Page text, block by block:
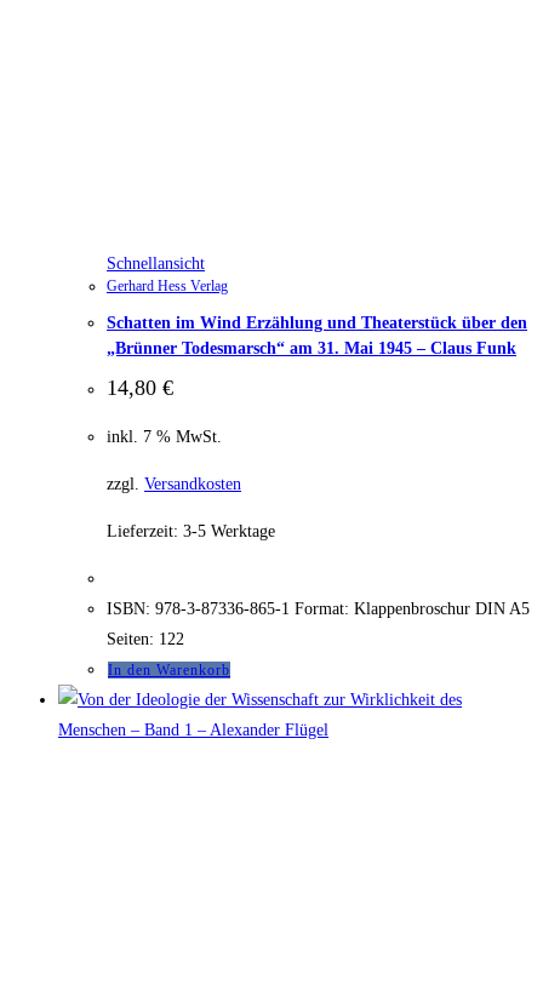
Schnellansicht
Gerhard Hess Verlag
Schatten im Wind Erzählung und Theaterstück über den
„Brünner Todesmarsch“ am 31. Mai 1945 – Claus Funk
14,80 €
inkl. 7 % MwSt.
zzgl. Versandkosten
Lieferzeit: 3-5 Werktage
ISBN: 978-3-87336-865-1 Format: Klappenbroschur DIN A5
Seiten: 122
In den Warenkorb